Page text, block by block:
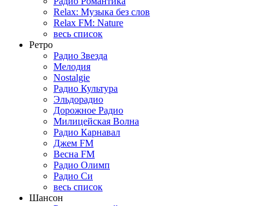
Relax: Музыка без слов
Relax FM: Nature
весь список
Ретро
Радио Звезда
Мелодия
Nostalgie
Радио Культура
Эльдорадио
Дорожное Радио
Милицейская Волна
Радио Карнавал
Джем FM
Весна FM
Радио Олимп
Радио Си
весь список
Шансон